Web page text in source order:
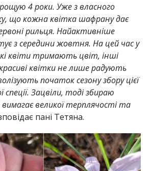
4 роки. Уже з власного
що кожна квітка шафрану дає
рильця. Найактивніше
з середини жовтня. На цей час у
квіти тримають цвіт, інші
красиві квітки не лише радують
початок сезону збору цієї
спеції. Зацвіли, тоді збираю
вимагає великої терплячості та
пані Тетяна.